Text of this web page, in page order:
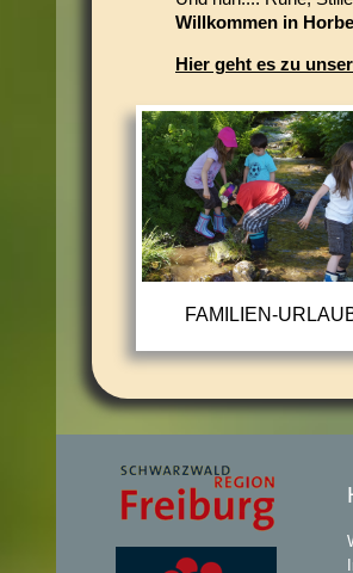
Willkommen in
Hier geht es zu
FAMILIEN-